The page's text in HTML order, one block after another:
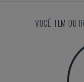
VOCÊ TEM